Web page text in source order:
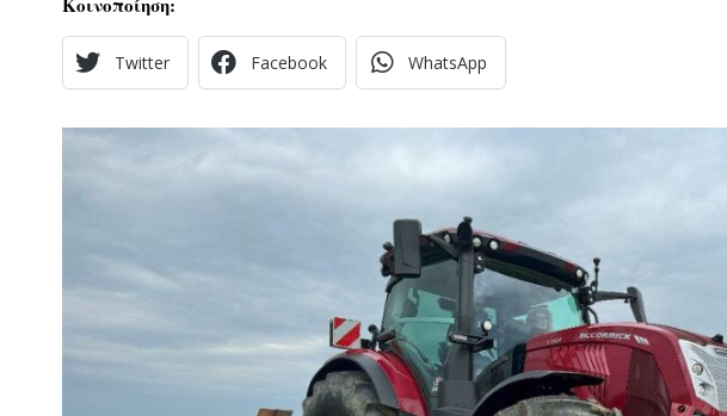
Twitter Facebook WhatsApp